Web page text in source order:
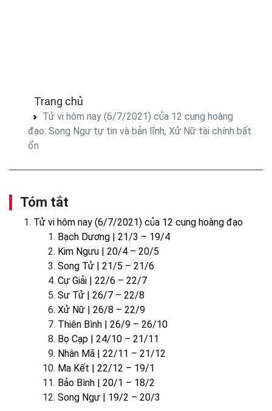
Trang chủ
Tử vi hôm nay (6/7/2021) của 12 cung hoàng
đạo: Song Ngư tự tin và bản lĩnh, Xử Nữ tài chính bất
ổn
Tóm tắt
Tử vi hôm nay (6/7/2021) của 12 cung hoàng đạo
Bạch Dương | 21/3 – 19/4
Kim Ngưu | 20/4 – 20/5
Song Tử | 21/5 – 21/6
Cự Giải | 22/6 – 22/7
Sư Tử | 26/7 – 22/8
Xử Nữ | 26/8 – 22/9
Thiên Bình | 26/9 – 26/10
Bọ Cạp | 24/10 – 21/11
Nhân Mã | 22/11 – 21/12
Ma Kết | 22/12 – 19/1
Bảo Bình | 20/1 – 18/2
Song Ngư | 19/2 – 20/3